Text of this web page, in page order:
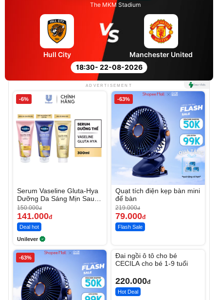
The MKM Stadium
18:30- 22-08-2026
Hull City Manchester United
ADVERTISEMENT
-6%
Serum Vaseline Gluta-Hya
Dưỡng Da Sáng Mịn Sau 7
Ngày
150.000đ
141.000đ
Deal hot
Unilever
-63%
Quạt tích điện kẹp bàn mini
để bàn
219.000đ
79.000đ
Flash Sale
-63%
Đai ngồi ô tô cho bé
CECILA cho bé 1-9 tuổi
220.000đ
Hot Deal